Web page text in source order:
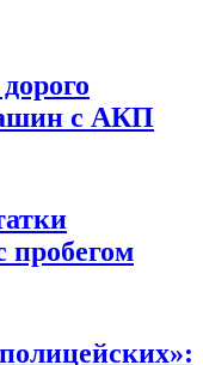
с АКП
пробегом